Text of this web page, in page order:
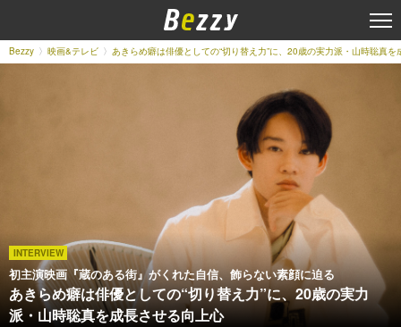
Bezzy 映画&テレビ あきらめ癖は俳優としての“切り替え力”に、20歳の実力派・山時聡真を
INTERVIEW
初主演映画『蔵のある街』がくれた自信、飾らない素顔に迫る
あきらめ癖は俳優としての“切り替え力”に、20歳の実力
派・山時聡真を成長させる向上心